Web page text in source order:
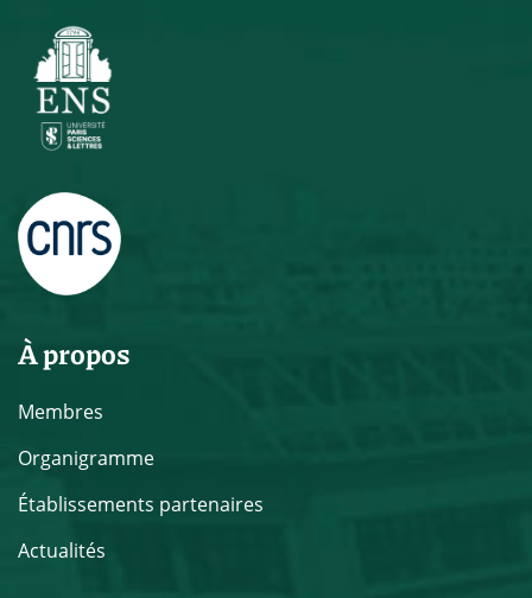
À propos
Membres
Organigramme
Établissements partenaires
Actualités